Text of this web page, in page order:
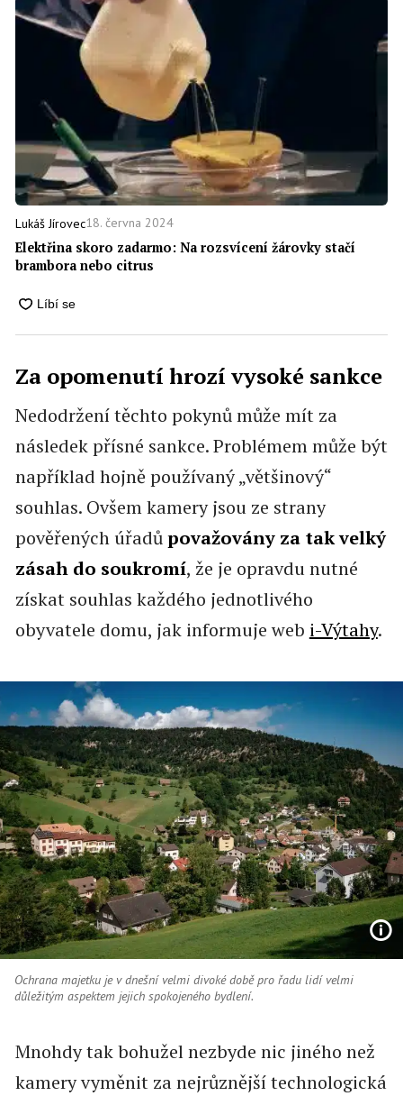
Lukáš Jírovec18. června 2024
Elektřina skoro zadarmo: Na rozsvícení žárovky stačí
brambora nebo citrus
Za opomenutí hrozí vysoké sankce
Nedodržení těchto pokynů může mít za
následek přísné sankce. Problémem může být
například hojně používaný „většinový“
souhlas. Ovšemkamery jsou ze strany
pověřených úřadůpovažovány za tak velký
zásah do soukromí, že je opravdu nutné
získat souhlas každého jednotlivého
obyvatele domu, jak informuje web i-Výtahy.
Ochrana majetku je v dnešní velmi divoké době pro řadu lidí velmi
důležitým aspektem jejich spokojeného bydlení.
Mnohdy tak bohužel nezbyde nic jiného než
kamery vyměnit za nejrůznější technologická